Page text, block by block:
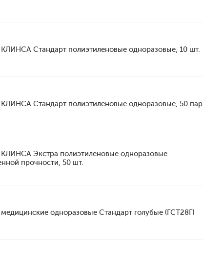
Стандарт полиэтиленовые одноразовые, 10 шт.
Стандарт полиэтиленовые одноразовые, 50 пар
КЛИНСА Экстра полиэтиленовые одноразовые
прочности, 50 шт.
одноразовые Стандарт голубые (ГСТ28Г)